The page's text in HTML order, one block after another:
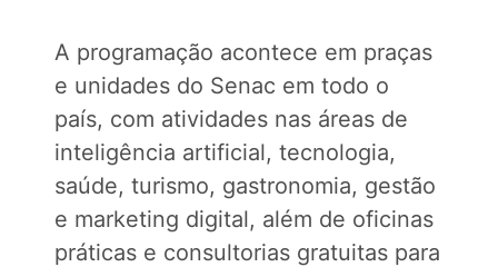
A programação acontece em praças
e unidades do Senac em todo o
país, com atividades nas áreas de
inteligência artificial, tecnologia,
saúde, turismo, gastronomia, gestão
e marketing digital, além de oficinas
práticas e consultorias gratuitas para